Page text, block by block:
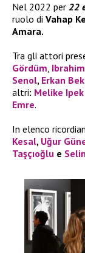
Nel 2022 per 22
ruolo di Vahap
Amara.
Tra gli attori
Gördüm,
Senol, Erkan
altri: Melike
Emre.
In elenco
Kesal, Uğur
Taşçıoğlu e